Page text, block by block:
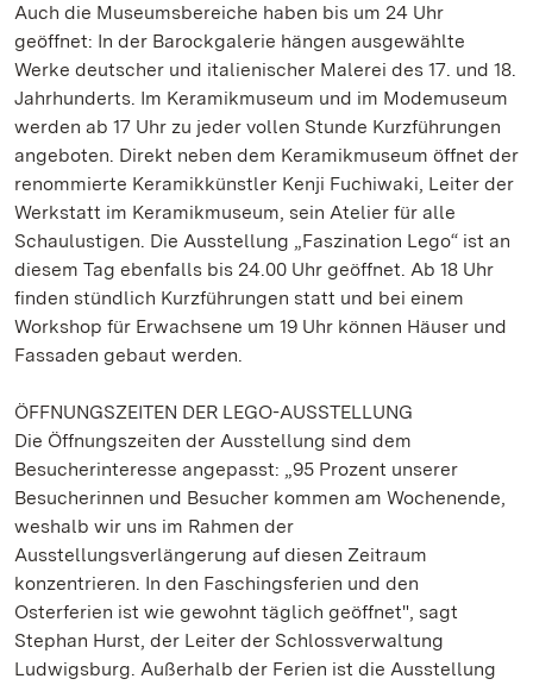
Auch die Museumsbereiche haben bis um 24 Uhr
geöffnet: In der Barockgalerie hängen ausgewählte
Werke deutscher und italienischer Malerei des 17. und 18.
Jahrhunderts. Im Keramikmuseum und im Modemuseum
werden ab 17 Uhr zu jeder vollen Stunde Kurzführungen
angeboten. Direkt neben dem Keramikmuseum öffnet der
renommierte Keramikkünstler Kenji Fuchiwaki, Leiter der
Werkstatt im Keramikmuseum, sein Atelier für alle
Schaulustigen. Die Ausstellung „Faszination Lego“ ist an
diesem Tag ebenfalls bis 24.00 Uhr geöffnet. Ab 18 Uhr
finden stündlich Kurzführungen statt und bei einem
Workshop für Erwachsene um 19 Uhr können Häuser und
Fassaden gebaut werden.
ÖFFNUNGSZEITEN DER LEGO-AUSSTELLUNG
Die Öffnungszeiten der Ausstellung sind dem
Besucherinteresse angepasst: „95 Prozent unserer
Besucherinnen und Besucher kommen am Wochenende,
weshalb wir uns im Rahmen der
Ausstellungsverlängerung auf diesen Zeitraum
konzentrieren. In den Faschingsferien und den
Osterferien ist wie gewohnt täglich geöffnet", sagt
Stephan Hurst, der Leiter der Schlossverwaltung
Ludwigsburg. Außerhalb der Ferien ist die Ausstellung